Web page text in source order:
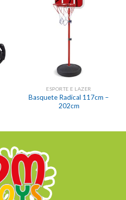
ESPORTE E LAZER
Basquete Radical 117cm –
202cm